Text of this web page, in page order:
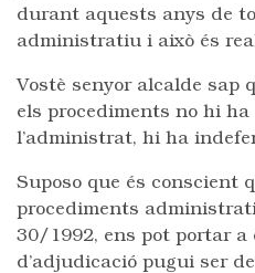
durant aquests anys de
administratiu i això és
Vostè senyor alcalde sap
els procediments no hi
l’administrat, hi ha
Suposo que és conscient
procediments
30/1992, ens pot portar a
d’adjudicació pugui ser